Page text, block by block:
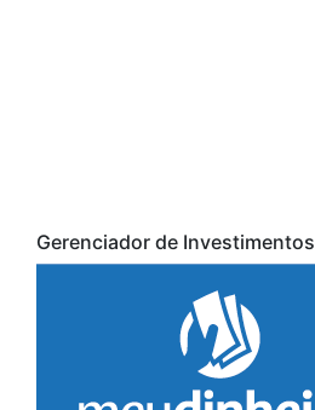
Gerenciador de Investimentos